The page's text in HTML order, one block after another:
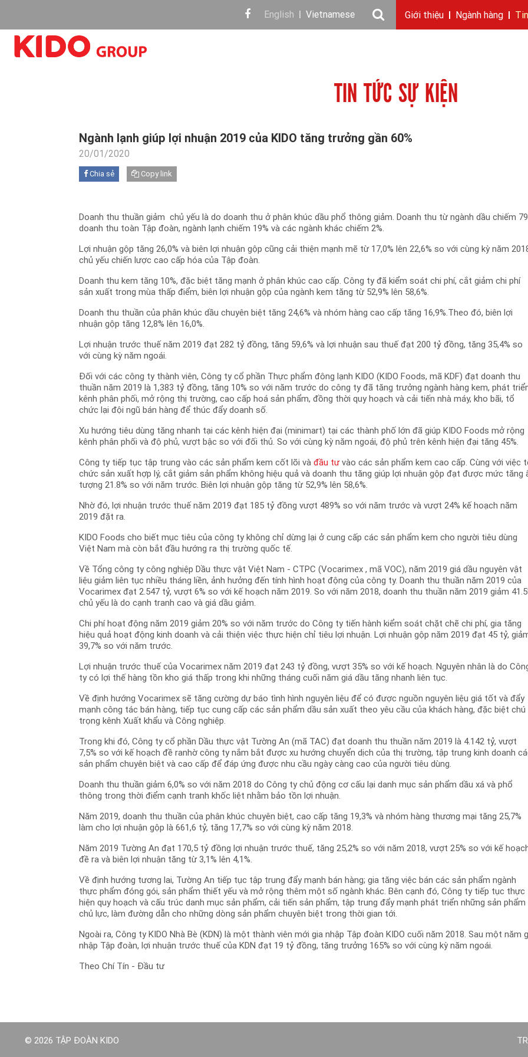
English Vietnamese Giới thiệu Ngành hàng
TIN TỨC SỰ KIỆN
Ngành lạnh giúp lợi nhuận 2019 của KIDO tăng trưởng gần 60%
20/01/2020
Chia sẻ Copy link
Doanh thu thuần giảm chủ yếu là do doanh thu ở phân khúc dầu phổ thông giảm. Doanh thu từ ngành dầu chiếm
doanh thu toàn Tập đoàn, ngành lạnh chiếm 19% và các ngành khác chiếm 2%.
Lợi nhuận gộp tăng 26,0% và biên lợi nhuận gộp cũng cải thiện mạnh mẽ từ 17,0% lên 22,6% so với cùng kỳ năm
chủ yếu chiến lược cao cấp hóa của Tập đoàn.
Doanh thu kem tăng 10%, đặc biệt tăng mạnh ở phân khúc cao cấp. Công ty đã kiểm soát chi phí, cắt giảm chi phí
sản xuất trong mùa thấp điểm, biên lợi nhuận gộp của ngành kem tăng từ 52,9% lên 58,6%.
Doanh thu thuần của phân khúc dầu chuyên biệt tăng 24,6% và nhóm hàng cao cấp tăng 16,9%.Theo đó, biên lợi
nhuận gộp tăng 12,8% lên 16,0%.
Lợi nhuận trước thuế năm 2019 đạt 282 tỷ đồng, tăng 59,6% và lợi nhuận sau thuế đạt 200 tỷ đồng, tăng 35,4% so
với cùng kỳ năm ngoái.
Đối với các công ty thành viên, Công ty cổ phần Thực phẩm đông lạnh KIDO (KIDO Foods, mã KDF) đạt doanh thu
thuần năm 2019 là 1,383 tỷ đồng, tăng 10% so với năm trước do công ty đã tăng trưởng ngành hàng kem, phát
kênh phân phối, mở rộng thị trường, cao cấp hoá sản phẩm, đồng thời quy hoạch và cải tiến nhà máy, kho bãi, tổ
chức lại đội ngũ bán hàng để thúc đẩy doanh số.
Xu hướng tiêu dùng tăng nhanh tại các kênh hiện đại (minimart) tại các thành phố lớn đã giúp KIDO Foods mở rộng
kênh phân phối và độ phủ, vượt bậc so với đối thủ. So với cùng kỳ năm ngoái, độ phủ trên kênh hiện đại tăng 45%.
Công ty tiếp tục tập trung vào các sản phẩm kem cốt lõi vàđầu tưvào các sản phẩm kem cao cấp. Cùng với việc
chức sản xuất hợp lý, cắt giảm sản phẩm không hiệu quả và doanh thu tăng giúp lợi nhuận gộp đạt được mức tăng
tượng 21.8% so với năm trước. Biên lợi nhuận gộp tăng từ 52,9% lên 58,6%.
Nhờ đó, lợi nhuận trước thuế năm 2019 đạt 185 tỷ đồng vượt 489% so với năm trước và vượt 24% kế hoạch năm
2019 đặt ra.
KIDO Foods cho biết mục tiêu của công ty không chỉ dừng lại ở cung cấp các sản phẩm kem cho người tiêu dùng
Việt Nam mà còn bắt đầu hướng ra thị trường quốc tế.
Về Tổng công ty công nghiệp Dầu thực vật Việt Nam - CTPC (Vocarimex , mã VOC), năm 2019 giá dầu nguyên vật
liệu giảm liên tục nhiều tháng liền, ảnh hưởng đến tính hình hoạt động của công ty. Doanh thu thuần năm 2019 của
Vocarimex đạt 2.547 tỷ, vượt 6% so với kế hoạch năm 2019. So với năm 2018, doanh thu thuần năm 2019 giảm
chủ yếu là do cạnh tranh cao và giá dầu giảm.
Chi phí hoạt động năm 2019 giảm 20% so với năm trước do Công ty tiến hành kiểm soát chặt chẽ chi phí, gia tăng
hiệu quả hoạt động kinh doanh và cải thiện việc thực hiện chỉ tiêu lợi nhuận. Lợi nhuận gộp năm 2019 đạt 45 tỷ,
39,7% so với năm trước.
Lợi nhuận trước thuế của Vocarimex năm 2019 đạt 243 tỷ đồng, vượt 35% so với kế hoạch. Nguyên nhân là do
ty có lợi thế hàng tồn kho giá thấp trong khi những tháng cuối năm giá dầu tăng nhanh liên tục.
Về định hướng Vocarimex sẽ tăng cường dự báo tình hình nguyên liệu để có được nguồn nguyên liệu giá tốt và đẩy
mạnh công tác bán hàng, tiếp tục cung cấp các sản phẩm dầu sản xuất theo yêu cầu của khách hàng, đặc biệt chú
trọng kênh Xuất khẩu và Công nghiệp.
Trong khi đó, Công ty cổ phần Dầu thực vật Tường An (mã TAC) đạt doanh thu thuần năm 2019 là 4.142 tỷ, vượt
7,5% so với kế hoạch đề ranhờ công ty nắm bắt được xu hướng chuyển dịch của thị trường, tập trung kinh doanh
sản phẩm chuyên biệt và cao cấp để đáp ứng được nhu cầu ngày càng cao của người tiêu dùng.
Doanh thu thuần giảm 6,0% so với năm 2018 do Công ty chủ động cơ cấu lại danh mục sản phẩm dầu xá và phổ
thông trong thời điểm cạnh tranh khốc liệt nhằm bảo tồn lợi nhuận.
Năm 2019, doanh thu thuần của phân khúc chuyên biệt, cao cấp tăng 19,3% và nhóm hàng thương mại tăng 25,7%
làm cho lợi nhuận gộp là 661,6 tỷ, tăng 17,7% so với cùng kỳ năm 2018.
Năm 2019 Tường An đạt 170,5 tỷ đồng lợi nhuận trước thuế, tăng 25,2% so với năm 2018, vượt 25% so với kế
đề ra và biên lợi nhuận tăng từ 3,1% lên 4,1%.
Về định hướng tương lai, Tường An tiếp tục tập trung đẩy mạnh bán hàng; gia tăng việc bán các sản phẩm ngành
thực phẩm đóng gói, sản phẩm thiết yếu và mở rộng thêm một số ngành khác. Bên cạnh đó, Công ty tiếp tục thực
hiện quy hoạch và cấu trúc danh mục sản phẩm, cải tiến sản phẩm, tập trung đẩy mạnh phát triển những sản phẩm
chủ lực, làm đường dẫn cho những dòng sản phẩm chuyên biệt trong thời gian tới.
Ngoài ra, Công ty KIDO Nhà Bè (KDN) là một thành viên mới gia nhập Tập đoàn KIDO cuối năm 2018. Sau một năm
nhập Tập đoàn, lợi nhuận trước thuế của KDN đạt 19 tỷ đồng, tăng trưởng 165% so với cùng kỳ năm ngoái.
Theo Chí Tín - Đầu tư
© 2026 TẬP ĐOÀN KIDO